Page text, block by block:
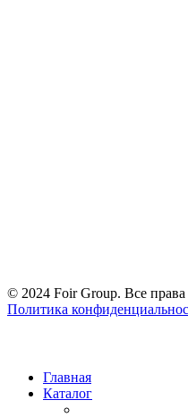
© 2024 Foir Group. Все
Политика
Главная
Каталог